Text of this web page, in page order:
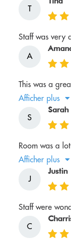
T
Staff was very
A
This was a
Afficher plus
S
Sarah
Room was a
Afficher plus
J
Justin
Staff were
C